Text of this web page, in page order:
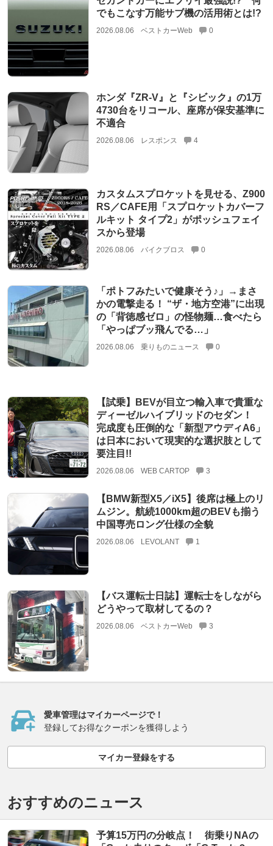
でもこなす万能サブ機の活用術とは!?
2026.08.06 ベストカーWeb 0
ホンダ『ZR-V』と『シビック』の1万
4730台をリコール、座席が保安基準に
不適合
2026.08.06 レスポンス 4
カスタムスプロケットを見せる、Z900
RS／CAFE用「スプロケットカバーフ
ルキット タイプ2」がポッシュフェイ
スから登場
2026.08.06 バイクブロス 0
「ポトフみたいで健康そう♪」→まさ
かの電撃走る！ “ザ・地方空港”に出現
の「背徳感ゼロ」の怪物麺…食べたら
「やっぱブッ飛んでる…」
2026.08.06 乗りものニュース 0
【試乗】BEVが目立つ輸入車で貴重な
ディーゼルハイブリッドのセダン！
完成度も圧倒的な「新型アウディA6」
は日本において現実的な選択肢として
要注目!!
2026.08.06 WEB CARTOP 3
【BMW新型X5／iX5】後席は極上のリ
ムジン。航続1000km超のBEVも揃う
中国専売ロング仕様の全貌
2026.08.06 LEVOLANT 1
【バス運転士日誌】運転士をしながら
どうやって取材してるの？
2026.08.06 ベストカーWeb 3
愛車管理はマイカーページで！
登録してお得なクーポンを獲得しよう
マイカー登録をする
おすすめのニュース
予算15万円の分岐点！ 街乗りNAの